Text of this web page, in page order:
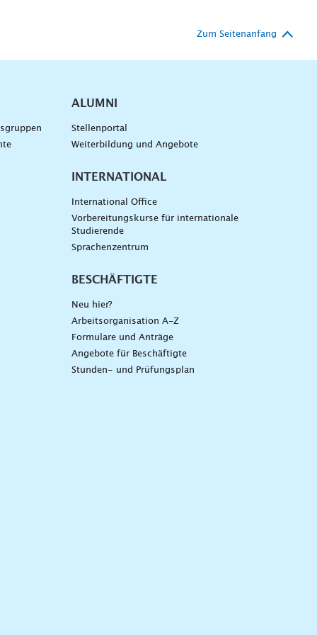
Zum Seitenanfang
ALUMNI
Stellenportal
Weiterbildung und Angebote
INTERNATIONAL
International Office
Vorbereitungskurse für internationale
Studierende
Sprachenzentrum
BESCHÄFTIGTE
Neu hier?
Arbeitsorganisation A-Z
Formulare und Anträge
Angebote für Beschäftigte
Stunden- und Prüfungsplan